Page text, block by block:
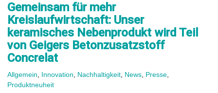
Gemeinsam für mehr
Kreislaufwirtschaft: Unser
keramisches Nebenprodukt wird Teil
von Geigers Betonzusatzstoff
Concrelat
Allgemein Innovation Nachhaltigkeit News Presse
Produktneuheit